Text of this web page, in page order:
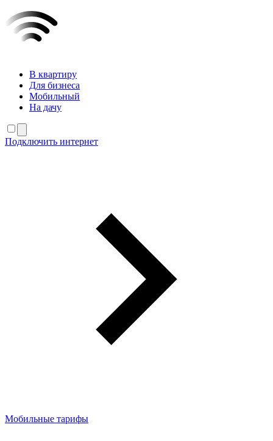
В квартиру
Для бизнеса
Мобильный
На дачу
Подключить интернет
Мобильные тарифы